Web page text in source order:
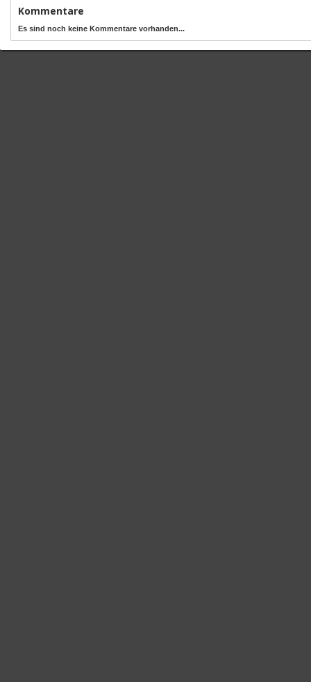
Kommentare
Es sind noch keine Kommentare vorhanden...